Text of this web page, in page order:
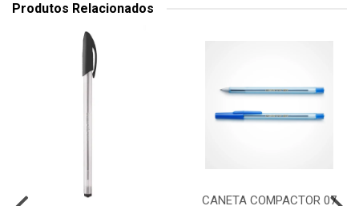
Produtos Relacionados
CANETA COMPACTOR 07